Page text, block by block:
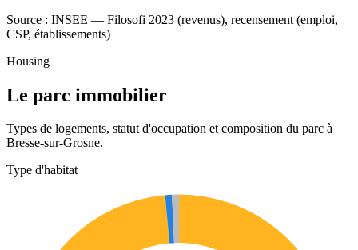
Source : INSEE — Filosofi 2023 (revenus), recensement (emploi,
CSP, établissements)
Housing
Le parc immobilier
Types de logements, statut d'occupation et composition du parc à
Bresse-sur-Grosne.
Type d'habitat